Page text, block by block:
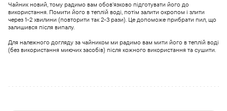
Чайник новий, тому радимо вам обов’язково підготувати його до
використання. Помити його в теплій воді, потім залити окропом і злити
через 1-2 хвилини (повторити так 2-3 рази). Це допоможе прибрати пил, що
залишився після випалу.
Для належного догляду за чайником ми радимо вам мити його в теплій воді
(без використання миючих засобів) після кожного використання та сушити.